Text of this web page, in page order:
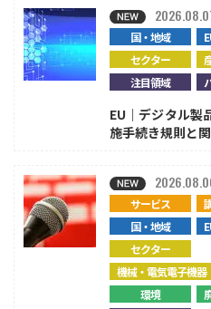
国・地域
セクター
注目領域
EU｜デジタル製
施手続き規則と
サービス
国・地域
セクター
機械・電気電子機器
環境